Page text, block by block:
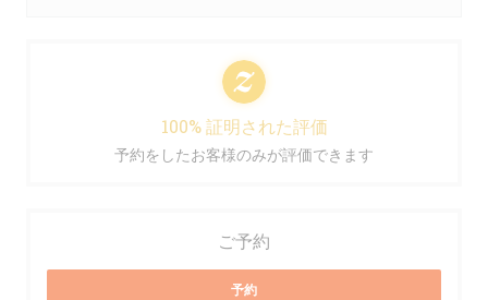
100% 証明された評価
予約をしたお客様のみが評価できます
ご予約
予約